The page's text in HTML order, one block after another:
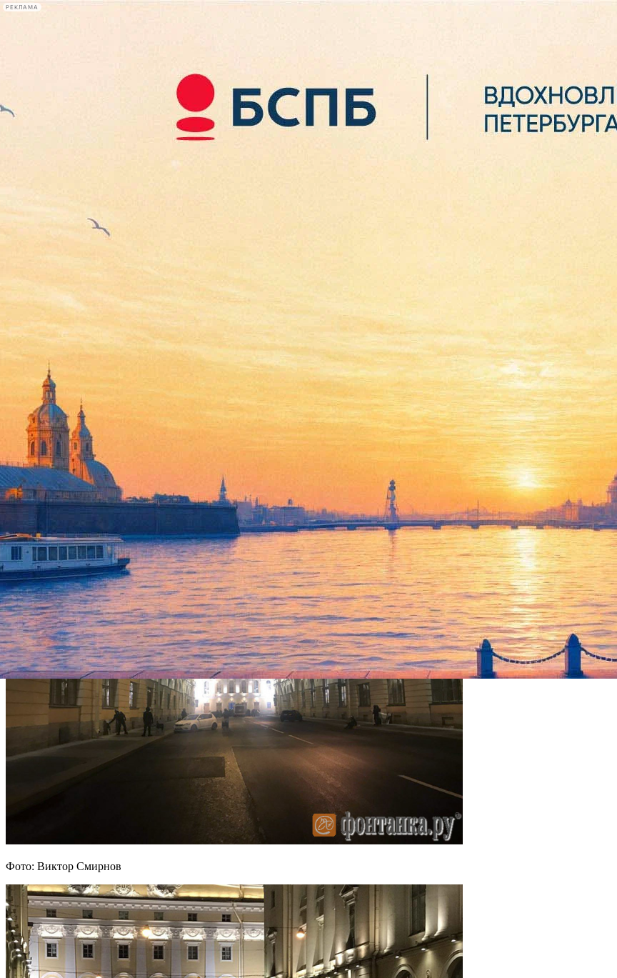
РЕКЛАМА
лекции
книги
На улице Зодчего Росси «спецназ» с водометом пишут
27 августа 2018,
Люди в форме спецназа и пожарная машина внезапно появились позади Александринского театра в ночь на 27 августа.
планируется задействовать водомет, а прохожих просят не стоять в кадре: идет съемка видео для театральной премьеры –
Фото: Виктор Смирнов